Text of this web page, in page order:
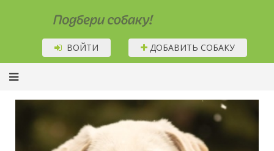
Подбери собаку!
ВОЙТИ ДОБАВИТЬ СОБАКУ